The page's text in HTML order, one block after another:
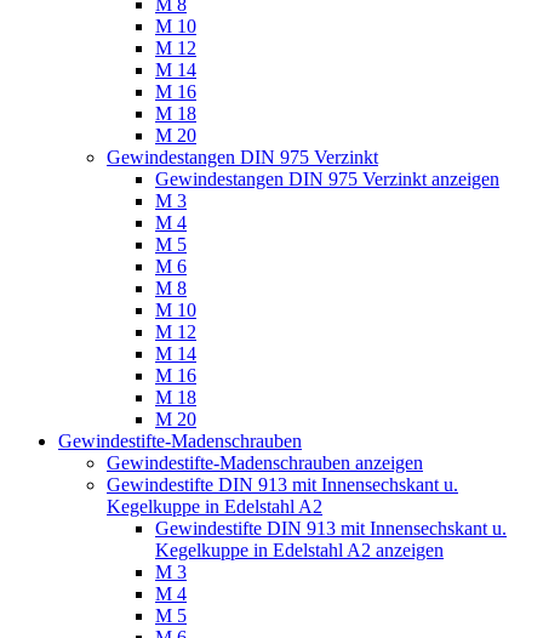
M 10
M 12
M 14
M 16
M 18
M 20
Gewindestangen DIN 975 Verzinkt
Gewindestangen DIN 975 Verzinkt anzeigen
M 3
M 4
M 5
M 6
M 8
M 10
M 12
M 14
M 16
M 18
M 20
Gewindestifte-Madenschrauben
Gewindestifte-Madenschrauben anzeigen
Gewindestifte DIN 913 mit Innensechskant u.
Kegelkuppe in Edelstahl A2
Gewindestifte DIN 913 mit Innensechskant u.
Kegelkuppe in Edelstahl A2 anzeigen
M 3
M 4
M 5